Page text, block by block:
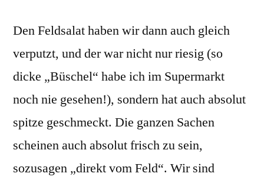
Den Feldsalat haben wir dann auch gleich
verputzt, und der war nicht nur riesig (so
dicke „Büschel“ habe ich im Supermarkt
noch nie gesehen!), sondern hat auch absolut
spitze geschmeckt. Die ganzen Sachen
scheinen auch absolut frisch zu sein,
sozusagen „direkt vom Feld“. Wir sind